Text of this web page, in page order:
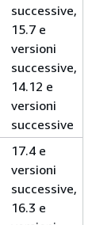
successive,
15.7 e
versioni
successive,
14.12 e
versioni
successive
17.4 e
versioni
successive,
16.3 e